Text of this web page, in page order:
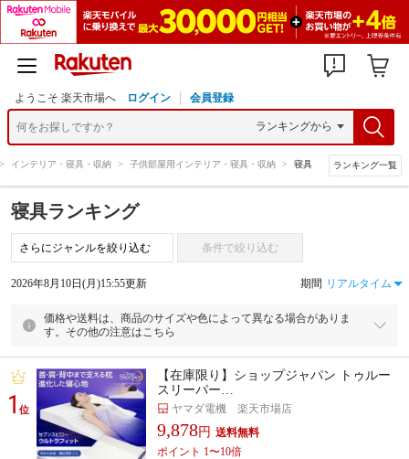
ようこそ 楽天市場へ ログイン 会員登録
インテリア・寝具・収納 > 子供部屋用インテリア・寝具・収納 > 寝具 ランキング一覧
寝具ランキング
条件で絞り込む
2026年8月10日(月)15:55更新 期間
価格や送料は、商品のサイズや色によって異なる場合がありま
す。その他の注意はこちら
1位
【在庫限り】ショップジャパン トゥルー
スリーパー…
ヤマダ電機 楽天市場店
9,878円
ポイント 1〜10倍